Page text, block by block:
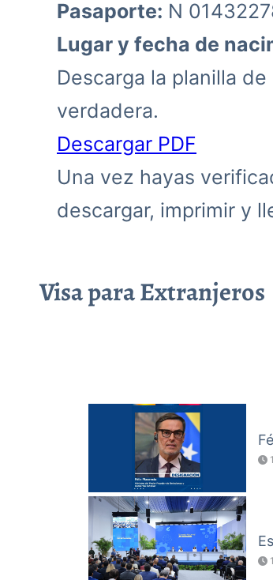
Pasaporte: N
Lugar y fecha de
Descarga la planilla
verdadera.
Descargar PDF
Una vez hayas
descargar, imprimir y
Visa para Extranjeros